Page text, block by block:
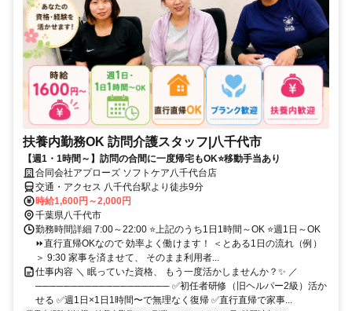
扶養内勤務OK 訪問介護スタッフ|八千代市
【週1・1時間～】訪問の合間に一度帰宅もOK⭐移動手当あり
合同会社アプローズ ソフトケア八千代台店
交通・アクセス 八千代台駅より徒歩9分
時給1,600円～2,000円
千葉県八千代市
勤務時間詳細 7:00～22:00 ⭐上記のうち1日1時間～OK ⭐週1日～OK
⏩直行直帰OKなので 効率よく働けます！ ＜とある1日の流れ（例）
＞ 9:30 家事を済ませて、 そのまま利用者...
仕事内容 ＼ 眠っていた資格、 もう一度活かしませんか？✨ ／
─────────────────── ✅初任者研修（旧ヘルパー2級）活か
せる ✅週1日×1日1時間〜で無理なく復帰 ✅直行直帰で家事...